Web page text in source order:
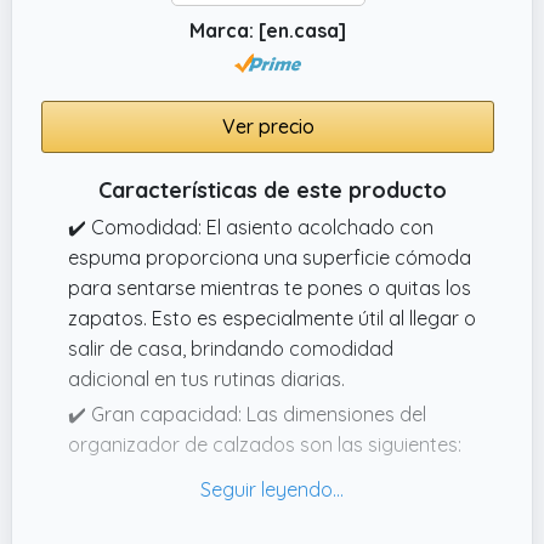
Marca: [en.casa]
Ver precio
Características de este producto
✔️ Comodidad: El asiento acolchado con
espuma proporciona una superficie cómoda
para sentarse mientras te pones o quitas los
zapatos. Esto es especialmente útil al llegar o
salir de casa, brindando comodidad
adicional en tus rutinas diarias.
✔️ Gran capacidad: Las dimensiones del
organizador de calzados son las siguientes:
120 cm, una profundidad de 36 cm. Gracias a